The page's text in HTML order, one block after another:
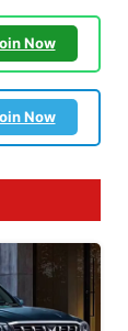
Now
Now